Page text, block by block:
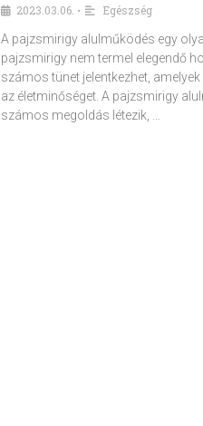
2023.03.06. •
Egészség
A pajzsmirigy alulműködés egy
pajzsmirigy nem termel elegendő
számos tünet jelentkezhet,
az életminőséget. A pajzsmirigy
számos megoldás létezik, …